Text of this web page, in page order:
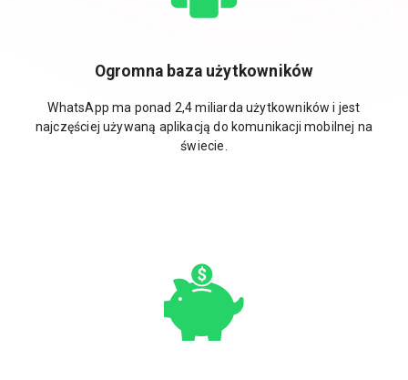
Ogromna baza użytkowników
WhatsApp ma ponad 2,4 miliarda użytkowników i jest
najczęściej używaną aplikacją do komunikacji mobilnej na
świecie.